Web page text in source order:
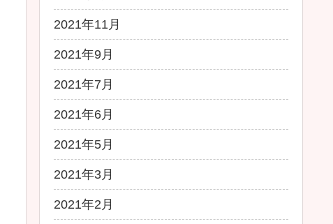
2021年11月
2021年9月
2021年7月
2021年6月
2021年5月
2021年3月
2021年2月